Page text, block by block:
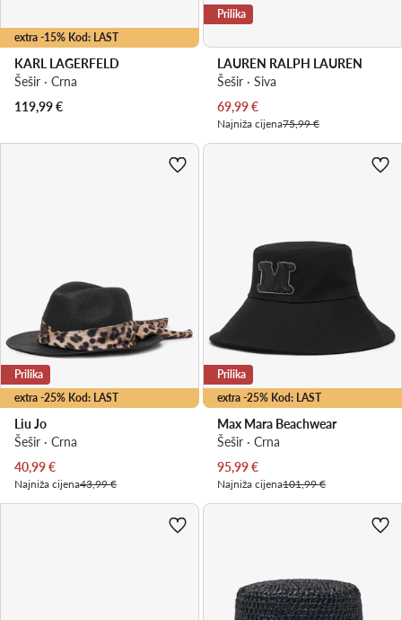
extra -15% Kod: LAST
KARL LAGERFELD
Šešir · Crna
119,99€
Prilika
LAUREN RALPH LAUREN
Šešir · Siva
Trenutna cijena
69,99€
Najniža cijena75,99 €
extra -25% Kod: LAST
Prilika
Liu Jo
Šešir · Crna
Trenutna cijena
40,99€
Najniža cijena43,99 €
extra -25% Kod: LAST
Prilika
Max Mara Beachwear
Šešir · Crna
Trenutna cijena
95,99€
Najniža cijena101,99 €